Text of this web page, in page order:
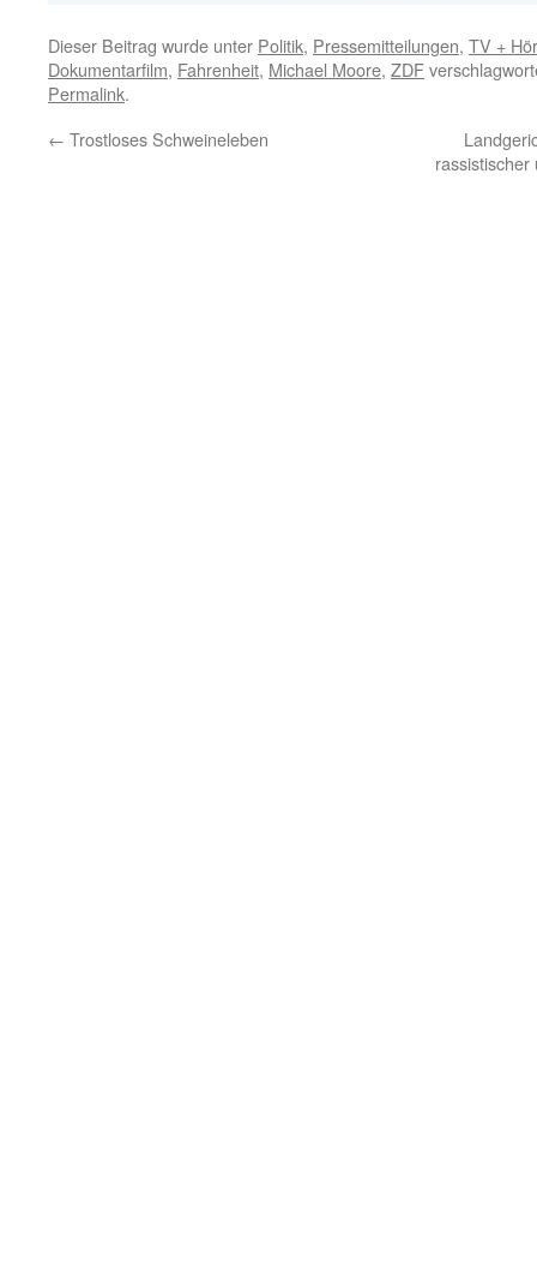
Dieser Beitrag wurde unter Politik, Pressemitteilungen, TV +
Dokumentarfilm, Fahrenheit, Michael Moore, ZDF
Permalink.
← Trostloses Schweineleben
rassistischer